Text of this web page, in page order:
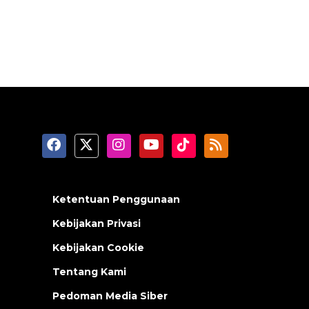
Ketentuan Penggunaan
Kebijakan Privasi
Kebijakan Cookie
Tentang Kami
Pedoman Media Siber